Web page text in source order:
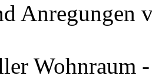
Anregungen
Wohnraum